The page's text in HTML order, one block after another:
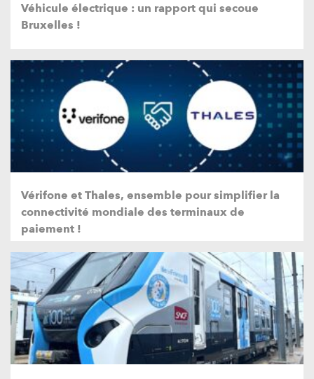
Véhicule électrique : un rapport qui secoue
Bruxelles !
Vérifone et Thales, ensemble pour simplifier la
connectivité mondiale des terminaux de
paiement !